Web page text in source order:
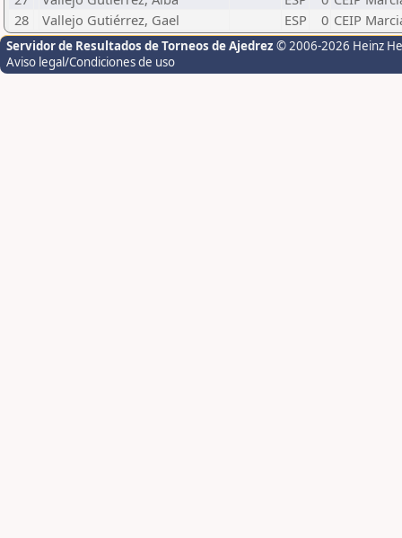
28
Vallejo Gutiérrez, Gael ESP 0 CEIP
Servidor de Resultados de Torneos de Ajedrez © 2006-2026 Heinz
Aviso legal/Condiciones de uso